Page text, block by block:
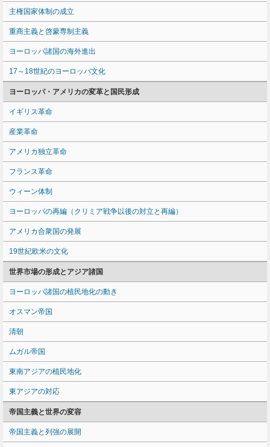
主権国家体制の成立
重商主義と啓蒙専制主義
ヨーロッパ諸国の海外進出
17～18世紀のヨーロッパ文化
ヨーロッパ・アメリカの変革と国民形成
イギリス革命
産業革命
アメリカ独立革命
フランス革命
ウィーン体制
ヨーロッパの再編（クリミア戦争以後の対立と再編）
アメリカ合衆国の発展
19世紀欧米の文化
世界市場の形成とアジア諸国
ヨーロッパ諸国の植民地化の動き
オスマン帝国
清朝
ムガル帝国
東南アジアの植民地化
東アジアの対応
帝国主義と世界の変容
帝国主義と列強の展開